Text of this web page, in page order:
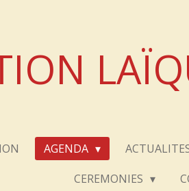
AGENDA
CEREMONIES